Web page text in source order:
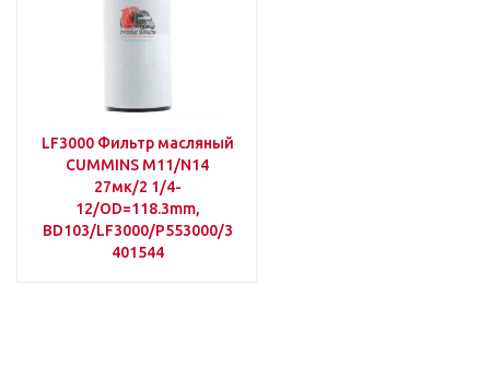
LF3000 Фильтр масляный
CUMMINS M11/N14
27мк/2 1/4-
12/OD=118.3mm,
BD103/LF3000/P553000/3
401544